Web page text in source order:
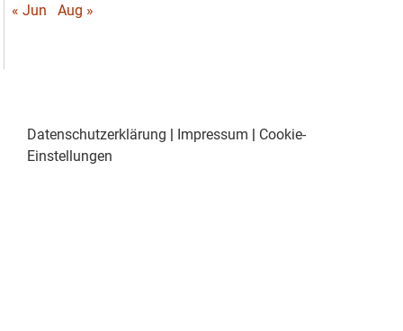
« Jun
Aug »
Datenschutzerklärung | Impressum | Cookie-
Einstellungen